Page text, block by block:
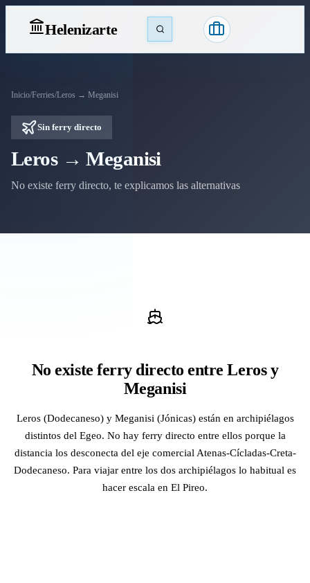
Helenizarte
Inicio/Ferries/Leros → Meganisi
Sin ferry directo
Leros → Meganisi
No existe ferry directo, te explicamos las alternativas
No existe ferry directo entre Leros y
Meganisi
Leros (Dodecaneso) y Meganisi (Jónicas) están en archipiélagos
distintos del Egeo. No hay ferry directo entre ellos porque la
distancia los desconecta del eje comercial Atenas-Cícladas-Creta-
Dodecaneso. Para viajar entre los dos archipiélagos lo habitual es
hacer escala en El Pireo.